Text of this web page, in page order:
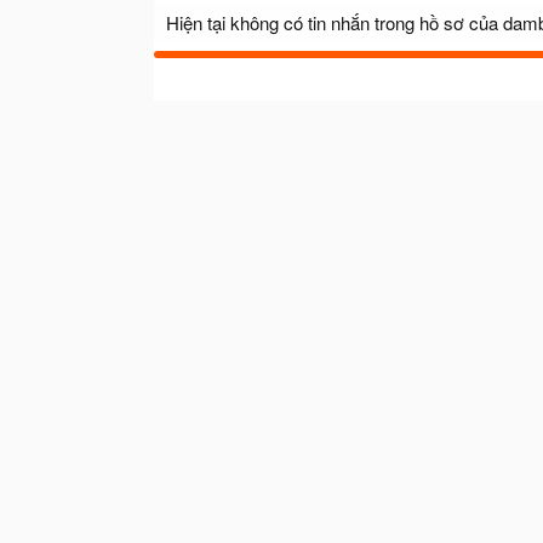
Hiện tại không có tin nhắn trong hồ sơ của